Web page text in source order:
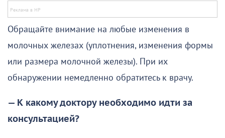
Обращайте внимание на любые изменения в
молочных железах (уплотнения, изменения формы
или размера молочной железы). При их
обнаружении немедленно обратитесь к врачу.
— К какому доктору необходимо идти за
консультацией?